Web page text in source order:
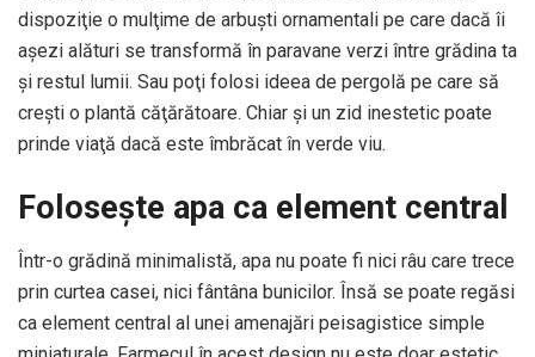
dispoziţie o mulţime de arbuşti ornamentali pe care dacă îi
aşezi alături se transformă în paravane verzi între grădina ta
şi restul lumii. Sau poţi folosi ideea de pergolă pe care să
creşti o plantă căţărătoare. Chiar şi un zid inestetic poate
prinde viaţă dacă este îmbrăcat în verde viu.
Foloseşte apa ca element central
Într-o grădină minimalistă, apa nu poate fi nici râu care trece
prin curtea casei, nici fântâna bunicilor. Însă se poate regăsi
ca element central al unei amenajări peisagistice simple